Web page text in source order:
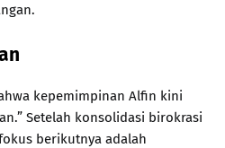
kepemimpinan Alfin kini
Setelah konsolidasi birokrasi
berikutnya adalah